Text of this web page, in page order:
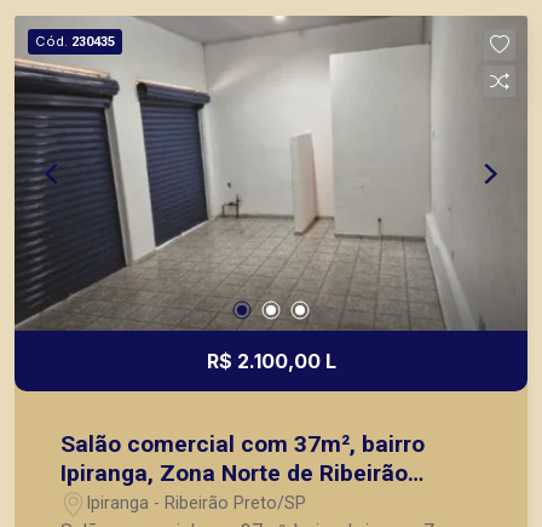
Cód. 230435
R$ 2.100,00 L
Salão comercial com 37m², bairro
Ipiranga, Zona Norte de Ribeirão
Preto/SP.
Ipiranga - Ribeirão Preto/SP